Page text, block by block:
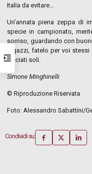
Italia da evitare…
Un’annata piena zeppa di
specie in campionato,
sorriso, guardando con
ragazzi, fatelo per voi
lasciati soli.
Simone Minghinelli
© Riproduzione Riservata
Foto: Alessandro Sabattini/
Condividi su: